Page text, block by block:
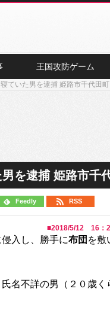
王国攻防ゲーム
ていた男を逮捕 姫路市千代田町
を逮捕 姫路市千
Feedly RSS
■2018/5/12 16：
入し、勝手に布団 を敷
名不詳の男（２０歳く